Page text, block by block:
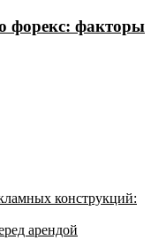
форекс: факторы
конструкций:
арендой